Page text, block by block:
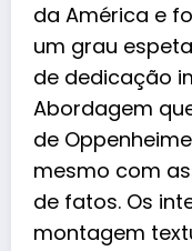
da América e
um grau
de dedicação
Abordagem
de
mesmo com
de fatos. Os
montagem